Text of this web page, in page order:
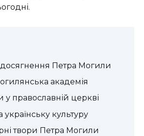
Петра Могили
академія
православній церкві
культуру
твори Петра Могили